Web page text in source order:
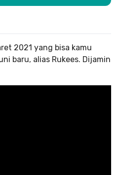
2021 yang bisa kamu
baru, alias Rukees. Dijamin